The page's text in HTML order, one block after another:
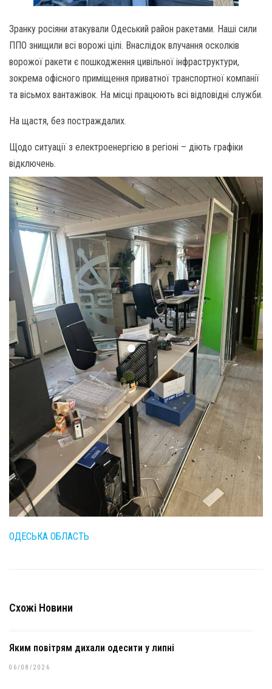
Зранку росіяни атакували Одеський район ракетами. Наші сили
ППО знищили всі ворожі цілі. Внаслідок влучання осколків
ворожої ракети є пошкодження цивільної інфраструктури,
зокрема офісного приміщення приватної транспортної компанії
та вісьмох вантажівок. На місці працюють всі відповідні служби.
На щастя, без постраждалих.
Щодо ситуації з електроенергією в регіоні – діють графіки
відключень.
ОДЕСЬКА ОБЛАСТЬ
Схожі Новини
Яким повітрям дихали одесити у липні
06/08/2026